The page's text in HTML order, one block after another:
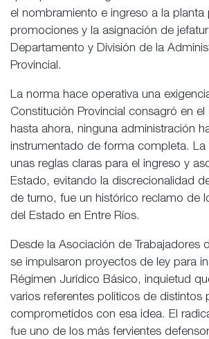
el nombramiento e ingreso a la planta
promociones y la asignación de
Departamento y División de la
Provincial.
La norma hace operativa una
Constitución Provincial consagró en el
hasta ahora, ninguna administración
instrumentado de forma completa. La
unas reglas claras para el ingreso y
Estado, evitando la discrecionalidad
de turno, fue un histórico reclamo de
del Estado en Entre Ríos.
Desde la Asociación de Trabajadores
se impulsaron proyectos de ley para
Régimen Jurídico Básico, inquietud
varios referentes políticos de distintos
comprometidos con esa idea. El
fue uno de los más fervientes